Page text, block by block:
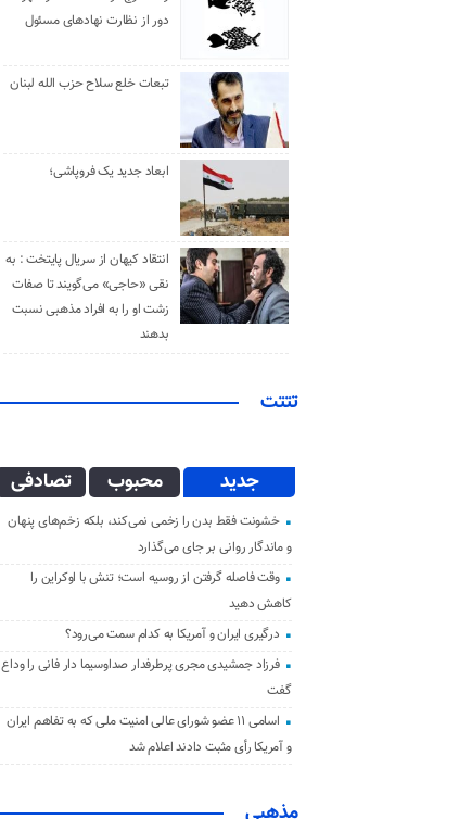
دور از نظارت نهادهای مسئول
تبعات خلع سلاح حزب الله لبنان
ابعاد جدید یک فروپاشی؛
انتقاد کیهان از سریال پایتخت : به
نقی «حاجی» می‌گویند تا صفات
زشت او را به افراد مذهبی نسبت
بدهند
تتتت
جدید محبوب تصادفی
خشونت فقط بدن را زخمی نمی‌کند، بلکه زخم‌های پنهان
و ماندگار روانی بر جای می‌گذارد
وقت فاصله گرفتن از روسیه است؛ تنش با اوکراین را
کاهش دهید
درگیری ایران و آمریکا به کدام سمت می‌رود؟
فرزاد جمشیدی مجری پرطرفدار صداوسیما دار فانی را وداع
گفت
اسامی ۱۱ عضو شورای عالی امنیت ملی که به تفاهم ایران
و آمریکا رأی مثبت دادند اعلام شد
مذهبی